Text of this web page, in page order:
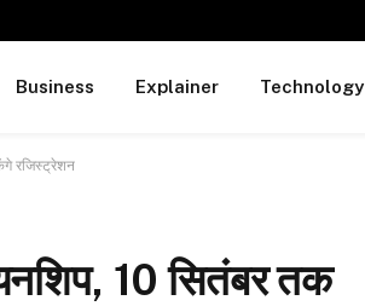
Business Explainer Technology
रजिस्ट्रेशन
10 सितंबर तक